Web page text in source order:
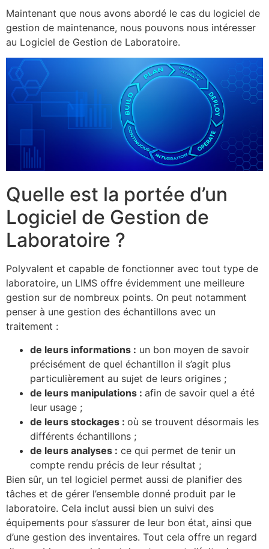
Maintenant que nous avons abordé le cas du logiciel de
gestion de maintenance, nous pouvons nous intéresser
au Logiciel de Gestion de Laboratoire.
Quelle est la portée d’un
Logiciel de Gestion de
Laboratoire ?
Polyvalent et capable de fonctionner avec tout type de
laboratoire, un LIMS offre évidemment une meilleure
gestion sur de nombreux points. On peut notamment
penser à une gestion des échantillons avec un
traitement :
de leurs informations : un bon moyen de savoir
précisément de quel échantillon il s’agit plus
particulièrement au sujet de leurs origines ;
de leurs manipulations : afin de savoir quel a été
leur usage ;
de leurs stockages : où se trouvent désormais les
différents échantillons ;
de leurs analyses : ce qui permet de tenir un
compte rendu précis de leur résultat ;
Bien sûr, un tel logiciel permet aussi de planifier des
tâches et de gérer l’ensemble donné produit par le
laboratoire. Cela inclut aussi bien un suivi des
équipements pour s’assurer de leur bon état, ainsi que
d’une gestion des inventaires. Tout cela offre un regard